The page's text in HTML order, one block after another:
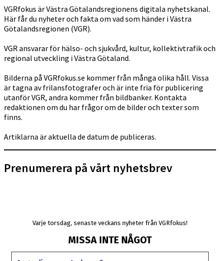
VGRfokus är Västra Götalandsregionens digitala nyhetskanal.
Här får du nyheter och fakta om vad som händer i Västra
Götalandsregionen (VGR).
VGR ansvarar för hälso- och sjukvård, kultur, kollektivtrafik och
regional utveckling i Västra Götaland.
Bilderna på VGRfokus.se kommer från många olika håll. Vissa
är tagna av frilansfotografer och är inte fria för publicering
utanför VGR, andra kommer från bildbanker. Kontakta
redaktionen om du har frågor om de bilder och texter som
finns.
Artiklarna är aktuella de datum de publiceras.
Prenumerera på vårt nyhetsbrev
Varje torsdag, senaste veckans nyheter från VGRfokus!
MISSA INTE NÅGOT